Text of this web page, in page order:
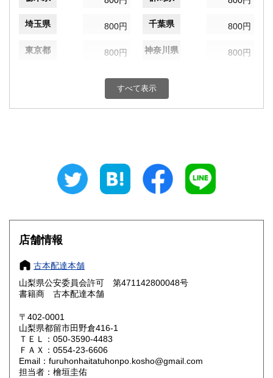
埼玉県 800円 千葉県 800円
東京都 800円 神奈川県 800円
800円 富山県
800円 三重県
大阪府
奈良県
鳥取県 800円 島根県
岡山県
山口県 800円
香川県 800円 愛媛県
すべて表示
店舗情報
古本配達本舗
山梨県公安委員会許可 第471142800048号
書籍商 古本配達本舗
〒402-0001
山梨県都留市田野倉416-1
ＴＥＬ：050-3590-4483
ＦＡＸ：0554-23-6606
Email：furuhonhaitatuhonpo.kosho@gmail.com
担当者：檜垣圭佑